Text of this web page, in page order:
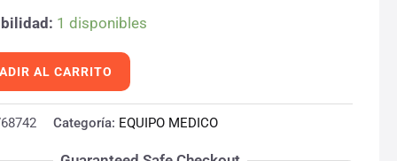
era:
$22,000.00.
1 disponibles
AL CARRITO
Categoría: EQUIPO MEDICO